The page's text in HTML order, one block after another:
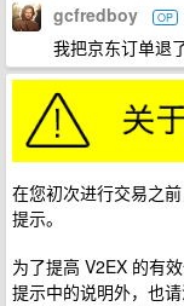
gcfredboy OP
我把京东订单退
在您初次进行交易之
提示。
为了提高 V2EX 的有
提示中的说明外，也请